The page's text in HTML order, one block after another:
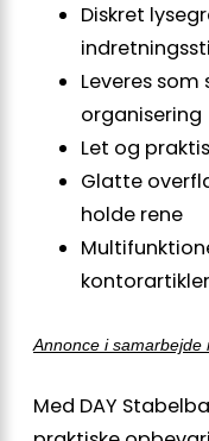
Diskret
Leveres
organisering
Let og
Glatte
holde rene
Annonce i samarbejde
Med DAY